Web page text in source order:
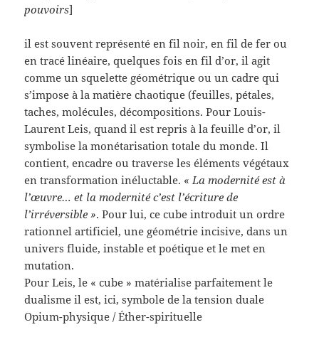
pouvoirs]
il est souvent représenté en fil noir, en fil de fer ou
en tracé linéaire, quelques fois en fil d’or, il agit
comme un squelette géométrique ou un cadre qui
s’impose à la matière chaotique (feuilles, pétales,
taches, molécules, décompositions. Pour Louis-
Laurent Leis, quand il est repris à la feuille d’or, il
symbolise la monétarisation totale du monde. Il
contient, encadre ou traverse les éléments végétaux
en transformation inéluctable. « La modernité est à
l’œuvre… et la modernité c’est l’écriture de
l’irréversible ». Pour lui, ce cube introduit un ordre
rationnel artificiel, une géométrie incisive, dans un
univers fluide, instable et poétique et le met en
mutation.
Pour Leis, le « cube » matérialise parfaitement le
dualisme il est, ici, symbole de la tension duale
Opium-physique / Éther-spirituelle